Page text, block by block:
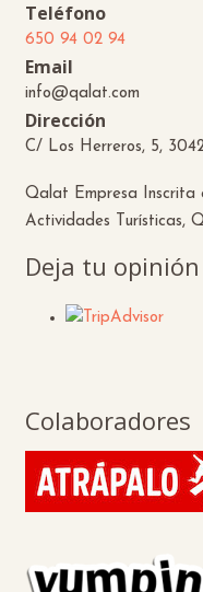
Teléfono
650 94 02 94
Email
info@qalat.com
Dirección
C/ Los Herreros, 5,
Qalat Empresa Inscrita
Actividades Turísticas,
Deja tu opinión
Colaboradores